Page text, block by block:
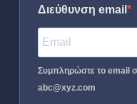
Διεύθυνση email
Συμπληρώστε το email
abc@xyz.com